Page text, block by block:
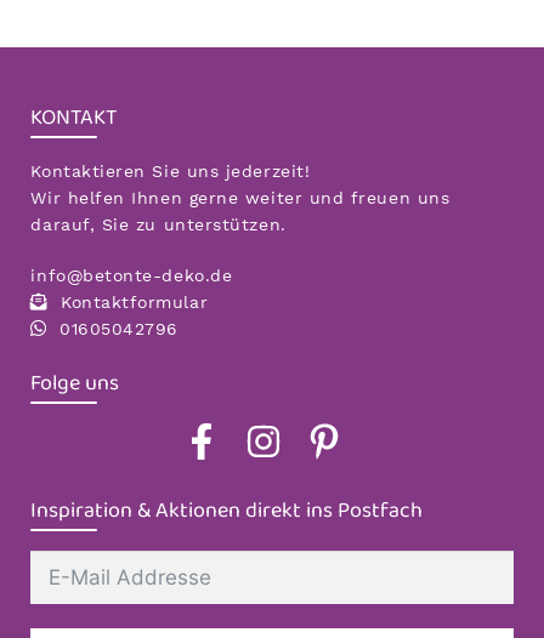
KONTAKT
Kontaktieren Sie uns jederzeit!
Wir helfen Ihnen gerne weiter und freuen uns
darauf, Sie zu unterstützen.
info@betonte-deko.de
Kontaktformular
01605042796
Folge uns
Inspiration & Aktionen direkt ins Postfach